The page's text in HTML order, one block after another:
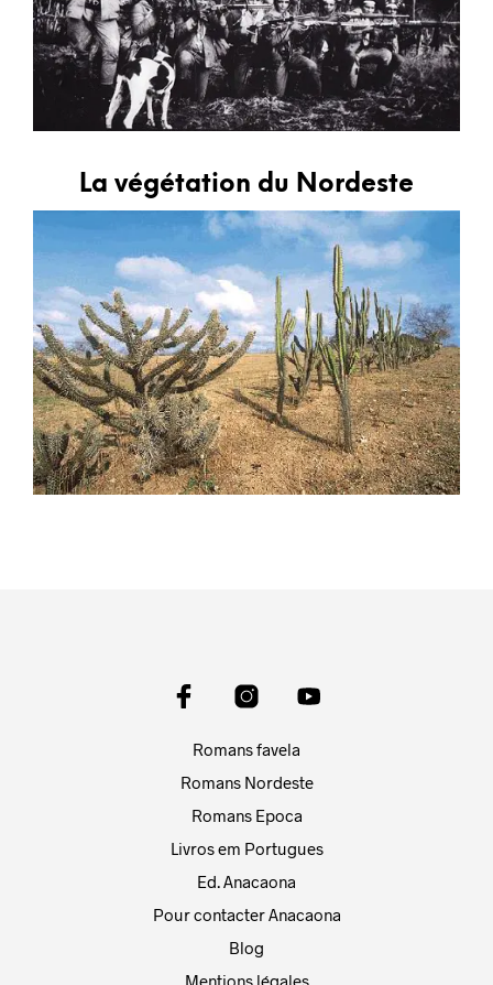
La végétation du Nordeste
Romans favela
Romans Nordeste
Romans Epoca
Livros em Portugues
Ed. Anacaona
Pour contacter Anacaona
Blog
Mentions légales